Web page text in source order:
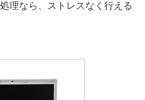
理なら、ストレスなく行える